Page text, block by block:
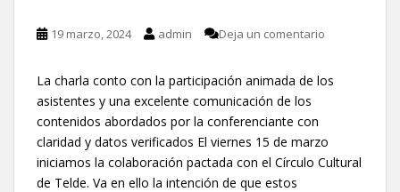
19 marzo, 2024 admin Deja un comentario
La charla conto con la participación animada de los
asistentes y una excelente comunicación de los
contenidos abordados por la conferenciante con
claridad y datos verificados El viernes 15 de marzo
iniciamos la colaboración pactada con el Círculo Cultural
de Telde. Va en ello la intención de que estos